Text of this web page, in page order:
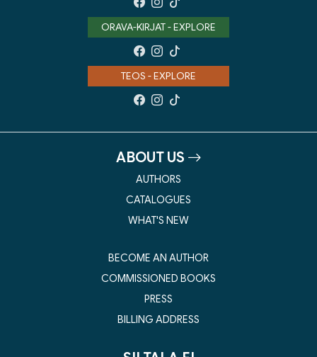
ORAVA-KIRJAT - EXPLORE
TEOS - EXPLORE
ABOUT US
AUTHORS
CATALOGUES
WHAT'S NEW
BECOME AN AUTHOR
COMMISSIONED BOOKS
PRESS
BILLING ADDRESS